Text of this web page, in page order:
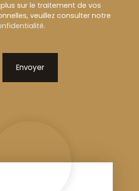
sur le traitement de vos
veuillez consulter notre
.
Envoyer